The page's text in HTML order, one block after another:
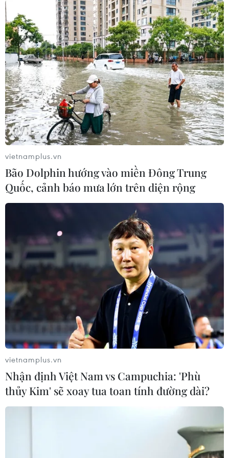
Thành lập Tổ thường trực đặc biệt chống
dịch COIVD-19 tại TP.HCM
09/02/2021 07:36
Nếu như ở Đà Nẵng dịch COVID-19 tấn công vào đầu
não ngành y tế khiến hệ thống chữa bệnh suy yếu thì tại
Thành phố Hồ Chí Minh nguồn dịch lại ở Sân bay Tân
Sơn Nhất.
vietnamplus.vn
Bão Dolphin hướng vào miền Đông Trung
Quốc, cảnh báo mưa lớn trên diện rộng
vietnamplus.vn
Nhận định Việt Nam vs Campuchia: 'Phù
thủy Kim' sẽ xoay tua toan tính đường dài?